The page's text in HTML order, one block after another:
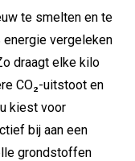
te smelten en te
vergeleken
draagt elke kilo
CO₂-uitstoot en
kiest voor
bij aan een
grondstoffen